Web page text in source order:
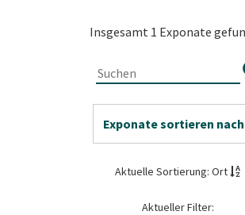
Insgesamt 1 Exponate
Exponate sortieren nach
Aktuelle Sortierung: Ort
Aktueller Filter: